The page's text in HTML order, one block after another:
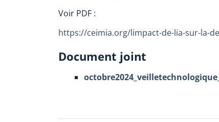
Voir PDF :
https://ceimia.org/limpact-de-lia-sur-la-
Document joint